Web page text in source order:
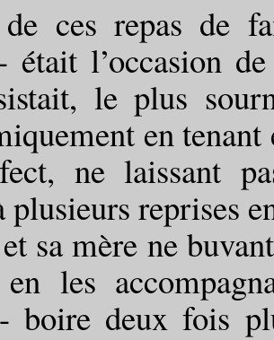
ces repas de
était l’occasion
le plus
en
ne laissant
plusieurs reprises
sa mère ne
les
boire deux fois